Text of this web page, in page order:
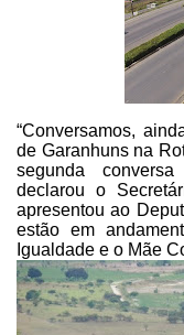
“Conversamos,
de Garanhuns na
segunda
declarou o
apresentou ao
estão em
Igualdade e o Mãe